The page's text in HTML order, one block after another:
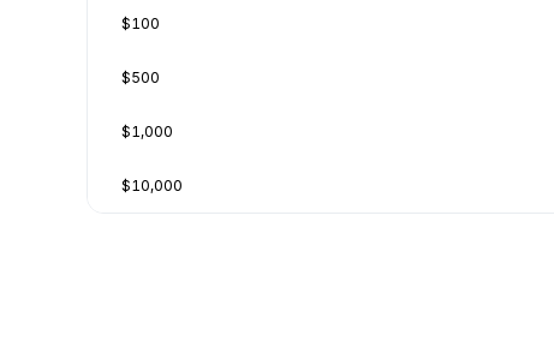
$100
$500
$1,000
$10,000